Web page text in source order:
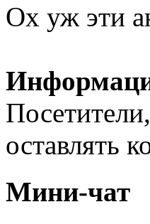
Ох уж эти
оставлять
Мини-чат